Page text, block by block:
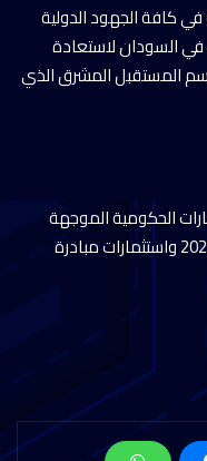
كافة الجهود الدولية
في السودان لاستعادة
المستقبل المشرق الذي
الحكومية الموجهة
لأقاليم الصعيد بخطة العام المالي 2025/2026 واستثمارات مبادرة